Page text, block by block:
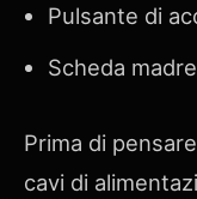
Pulsante di
Scheda
Prima di
cavi di